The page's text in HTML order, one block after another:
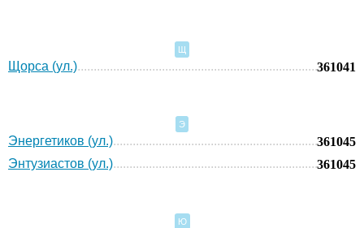
Щорса (ул.) 361041
Э
Энергетиков (ул.)
361045
Энтузиастов (ул.)
361045
Ю